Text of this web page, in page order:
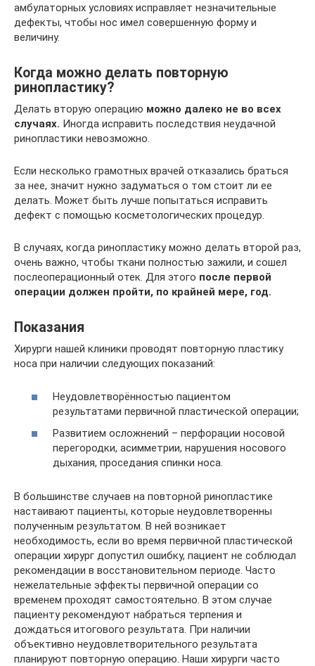
амбулаторных условиях исправляет незначительные
дефекты, чтобы нос имел совершенную форму и
величину.
Когда можно делать повторную
ринопластику?
Делать вторую операцию можно далеко не во всех
случаях. Иногда исправить последствия неудачной
ринопластики невозможно.
Если несколько грамотных врачей отказались браться
за нее, значит нужно задуматься о том стоит ли ее
делать. Может быть лучше попытаться исправить
дефект с помощью косметологических процедур.
В случаях, когда ринопластику можно делать второй раз,
очень важно, чтобы ткани полностью зажили, и сошел
послеоперационный отек. Для этого после первой
операции должен пройти, по крайней мере, год.
Показания
Хирурги нашей клиники проводят повторную пластику
носа при наличии следующих показаний:
Неудовлетворённостью пациентом
результатами первичной пластической операции;
Развитием осложнений – перфорации носовой
перегородки, асимметрии, нарушения носового
дыхания, проседания спинки носа.
В большинстве случаев на повторной ринопластике
настаивают пациенты, которые неудовлетворенны
полученным результатом. В ней возникает
необходимость, если во время первичной пластической
операции хирург допустил ошибку, пациент не соблюдал
рекомендации в восстановительном периоде. Часто
нежелательные эффекты первичной операции со
временем проходят самостоятельно. В этом случае
пациенту рекомендуют набраться терпения и
дождаться итогового результата. При наличии
объективно неудовлетворительного результата
планируют повторную операцию. Наши хирурги часто